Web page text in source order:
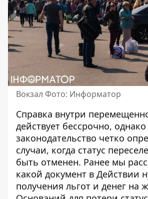
Вокзал Фото: Информатор
Справка внутри
действует бессрочно,
законодательство четко
случаи, когда статус
быть отменен. Ранее мы
какой документ в Действии
получения льгот и денег на